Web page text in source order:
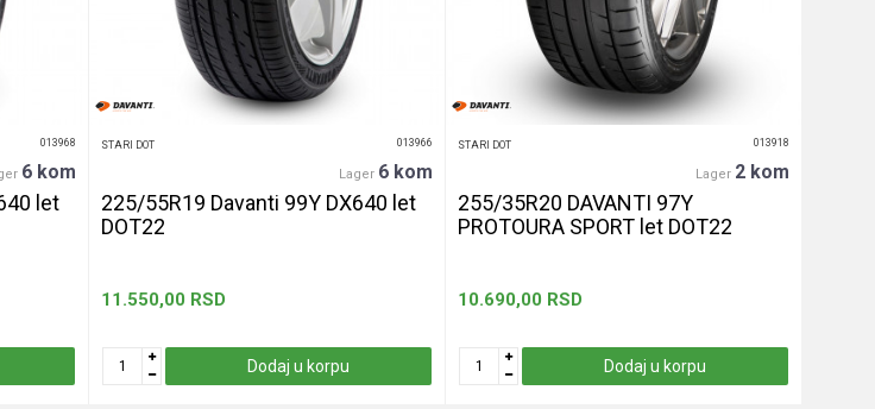
013968
6 kom
let
STARI DOT 013966
Lager 6 kom
225/55R19 Davanti 99Y DX640 let
DOT22
11.550,00 RSD
Dodaj u korpu
STARI DOT 013918
Lager 2 kom
255/35R20 DAVANTI 97Y
PROTOURA SPORT let DOT22
10.690,00 RSD
Dodaj u korpu